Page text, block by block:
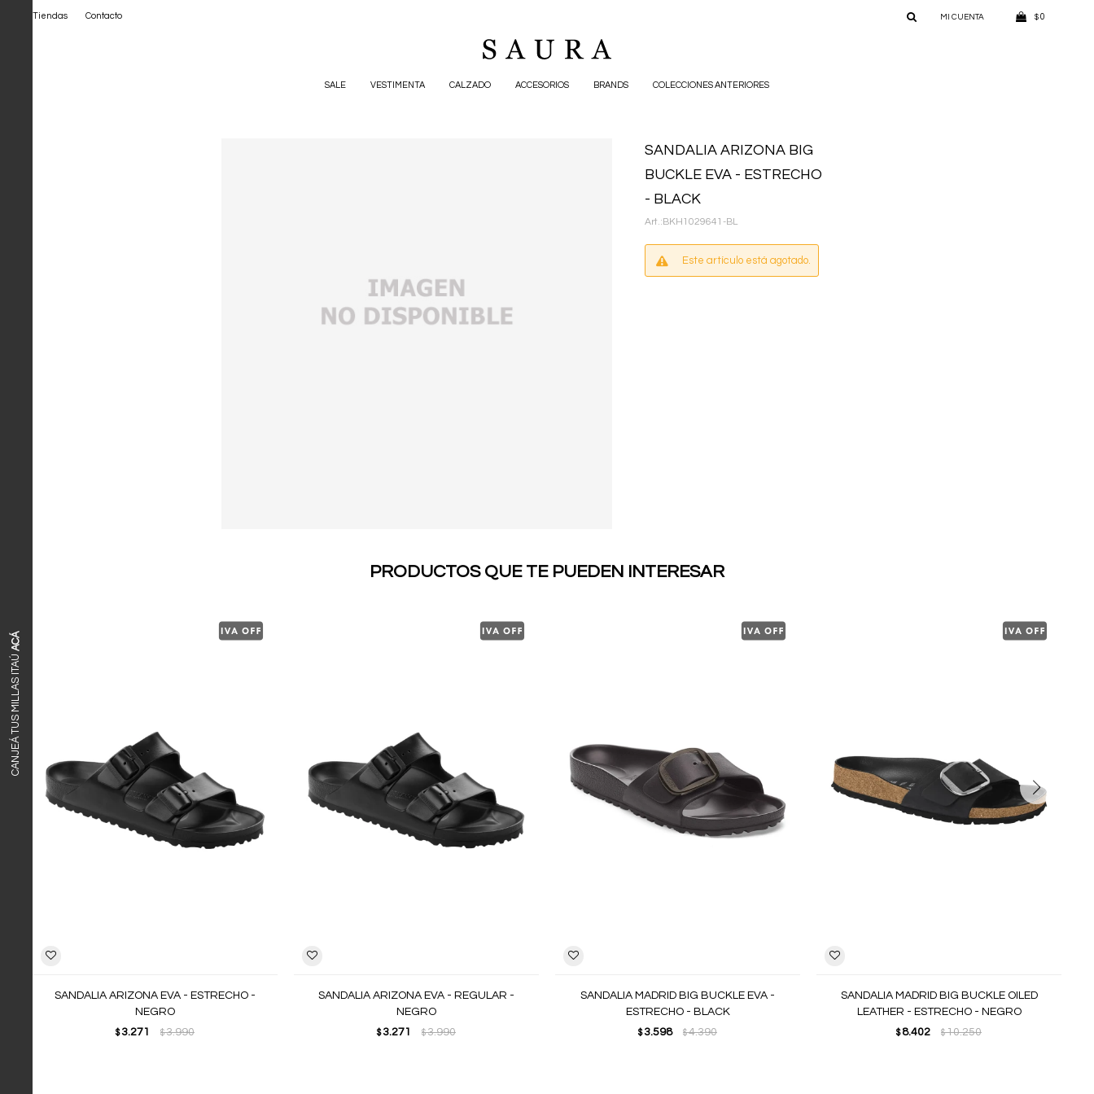
SALE VESTIMENTA CALZADO ACCESORIOS BRANDS COLECCIONES ANTERIORES
$ 0
Tiendas Contacto
CANJEÁ TUS MILLAS ITAÚ
ACÁ
SANDALIA ARIZONA BIG
BUCKLE EVA - ESTRECHO
- BLACK
BKH1029641-BL
Este artículo está agotado.
PRODUCTOS QUE TE PUEDEN INTERESAR
SANDALIA ARIZONA EVA - ESTRECHO -
NEGRO
$3.271 $3.990
SANDALIA ARIZONA EVA - REGULAR -
NEGRO
$3.271 $3.990
SANDALIA MADRID BIG BUCKLE EVA -
ESTRECHO - BLACK
$3.598 $4.390
SANDALIA MADRID BIG BUCKLE OILED
LEATHER - ESTRECHO - NEGRO
$ 8.402 $10.250